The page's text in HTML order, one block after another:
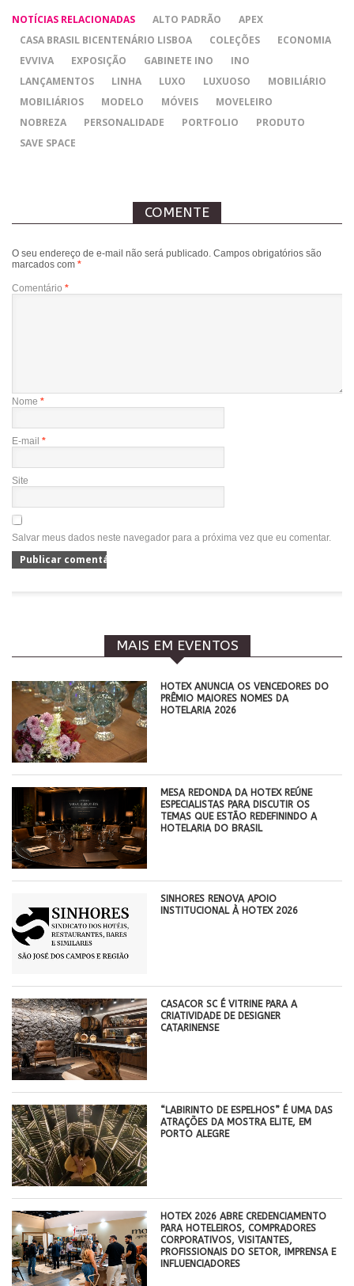
NOTÍCIAS RELACIONADAS ALTO PADRÃO
APEX
CASA BRASIL BICENTENÁRIO LISBOA
COLEÇÕES
ECONOMIA
EVVIVA
EXPOSIÇÃO GABINETE INO
INO
LANÇAMENTOS
LINHA LUXO LUXUOSO
MOBILIÁRIO
MOBILIÁRIOS
MODELO MÓVEIS
MOVELEIRO
NOBREZA
PERSONALIDADE PORTFOLIO
PRODUTO
SAVE SPACE
COMENTE
O seu endereço de e-mail não será publicado. Campos obrigatórios são
marcados com *
Comentário *
Nome *
E-mail *
Site
Salvar meus dados neste navegador para a próxima vez que eu comentar.
MAIS EM EVENTOS
HOTEX ANUNCIA OS VENCEDORES DO
PRÊMIO MAIORES NOMES DA
HOTELARIA 2026
MESA REDONDA DA HOTEX REÚNE
ESPECIALISTAS PARA DISCUTIR OS
TEMAS QUE ESTÃO REDEFININDO A
HOTELARIA DO BRASIL
SINHORES RENOVA APOIO
INSTITUCIONAL À HOTEX 2026
CASACOR SC É VITRINE PARA A
CRIATIVIDADE DE DESIGNER
CATARINENSE
“LABIRINTO DE ESPELHOS” É UMA DAS
ATRAÇÕES DA MOSTRA ELITE, EM
PORTO ALEGRE
HOTEX 2026 ABRE CREDENCIAMENTO
PARA HOTELEIROS, COMPRADORES
CORPORATIVOS, VISITANTES,
PROFISSIONAIS DO SETOR, IMPRENSA E
INFLUENCIADORES